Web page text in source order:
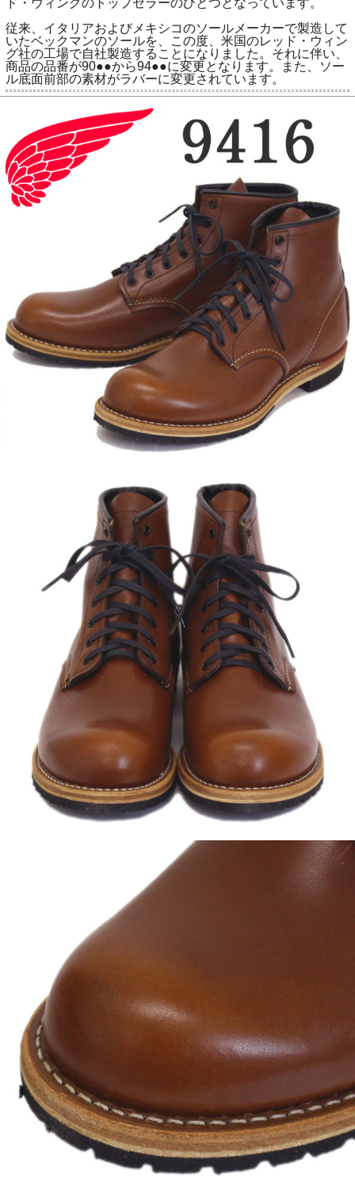
ド・ウィングのトップセラーのひとつとなっています。
従来、イタリアおよびメキシコのソールメーカーで製造して
いたベックマンのソールを、この度、米国のレッド・ウィン
グ社の工場で自社製造することになりました。それに伴い、
商品の品番が90●●から94●●に変更となります。また、ソー
ル底面前部の素材がラバーに変更されています。